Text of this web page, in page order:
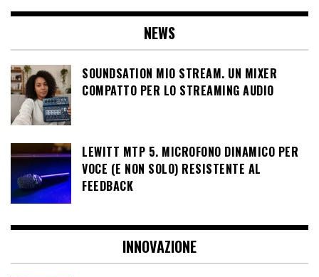
NEWS
SOUNDSATION MIO STREAM. UN MIXER
COMPATTO PER LO STREAMING AUDIO
LEWITT MTP 5. MICROFONO DINAMICO PER
VOCE (E NON SOLO) RESISTENTE AL
FEEDBACK
INNOVAZIONE